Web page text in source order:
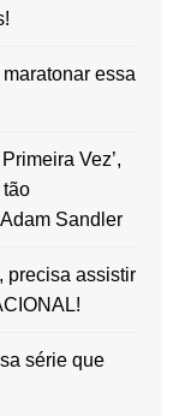
essa
Vez’,
Sandler
precisa assistir
série que